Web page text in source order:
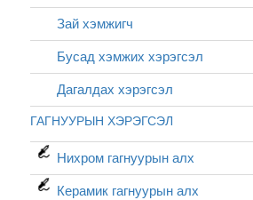
Зай хэмжигч
Бусад хэмжих хэрэгсэл
Дагалдах хэрэгсэл
ГАГНУУРЫН ХЭРЭГСЭЛ
Нихром гагнуурын алх
Керамик гагнуурын алх